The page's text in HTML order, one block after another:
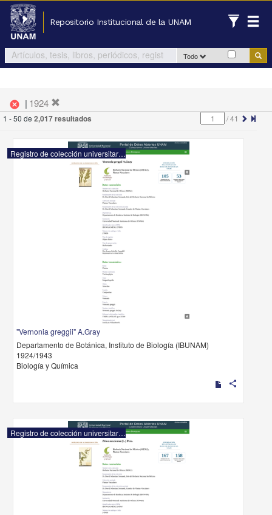
Repositorio Institucional de la UNAM
Todo
cancel | 1924
1 - 50 de 2,017 resultados /41
Registro de colección universitaria
"Vernonia greggii" A.Gray
Departamento de Botánica, Instituto de Biología (IBUNAM)
1924/1943
Biología y Química
share
Registro de colección universitaria